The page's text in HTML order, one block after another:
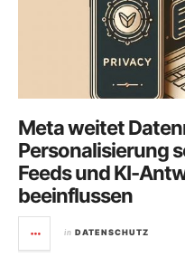
Meta weitet
Personalisierung
Feeds und KI-
beeinflussen
in DATENSCHUTZ